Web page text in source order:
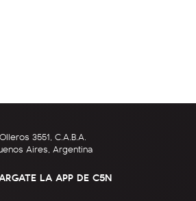
Olleros 3551, C.A.B.A.
Aires, Argentina
LA APP DE C5N